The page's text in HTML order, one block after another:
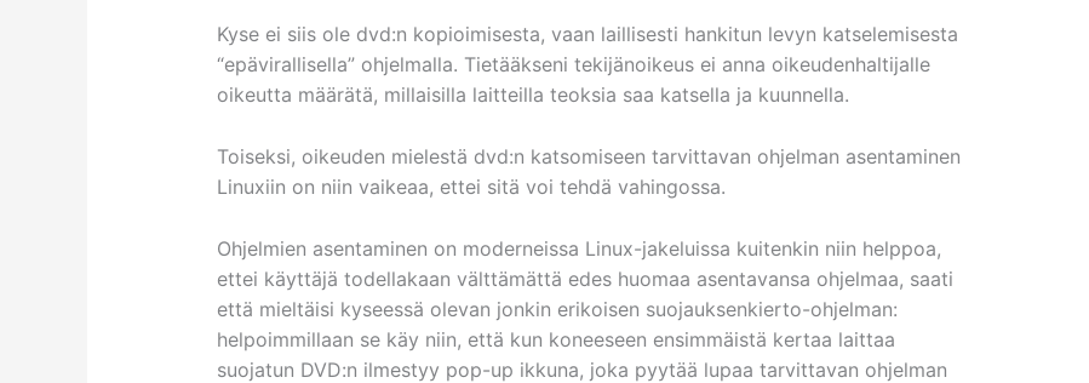
Kyse ei siis ole dvd:n kopioimisesta, vaan laillisesti hankitun levyn katselemisesta
“epävirallisella” ohjelmalla. Tietääkseni tekijänoikeus ei anna oikeudenhaltijalle
oikeutta määrätä, millaisilla laitteilla teoksia saa katsella ja kuunnella.
Toiseksi, oikeuden mielestä dvd:n katsomiseen tarvittavan ohjelman asentaminen
Linuxiin on niin vaikeaa, ettei sitä voi tehdä vahingossa.
Ohjelmien asentaminen on moderneissa Linux-jakeluissa kuitenkin niin helppoa,
ettei käyttäjä todellakaan välttämättä edes huomaa asentavansa ohjelmaa, saati
että mieltäisi kyseessä olevan jonkin erikoisen suojauksenkierto-ohjelman:
helpoimmillaan se käy niin, että kun koneeseen ensimmäistä kertaa laittaa
suojatun DVD:n ilmestyy pop-up ikkuna, joka pyytää lupaa tarvittavan ohjelman